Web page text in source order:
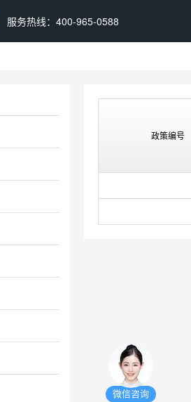
服务热线：400-965-0588
政策编号
微信咨询